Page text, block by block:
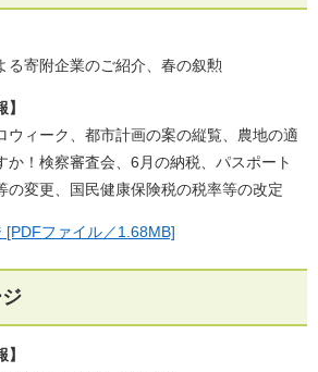
る寄附企業のご紹介​、春の叙勲
ウィーク、都市計画の案の縦覧、農地の適
か！検察審査会、6月の納税、パスポート
の変更、国民健康保険税の税率等の改定
[PDFファイル／1.68MB]